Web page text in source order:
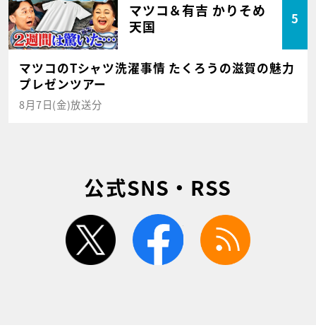
マツコ＆有吉 かりそめ
天国
5
マツコのTシャツ洗濯事情 たくろうの滋賀の魅力
プレゼンツアー
8月7日(金)放送分
公式SNS・RSS
twitter facebook